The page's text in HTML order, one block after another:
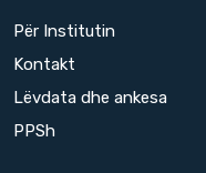
Për Institutin
Kontakt
Lëvdata dhe ankesa
PPSh